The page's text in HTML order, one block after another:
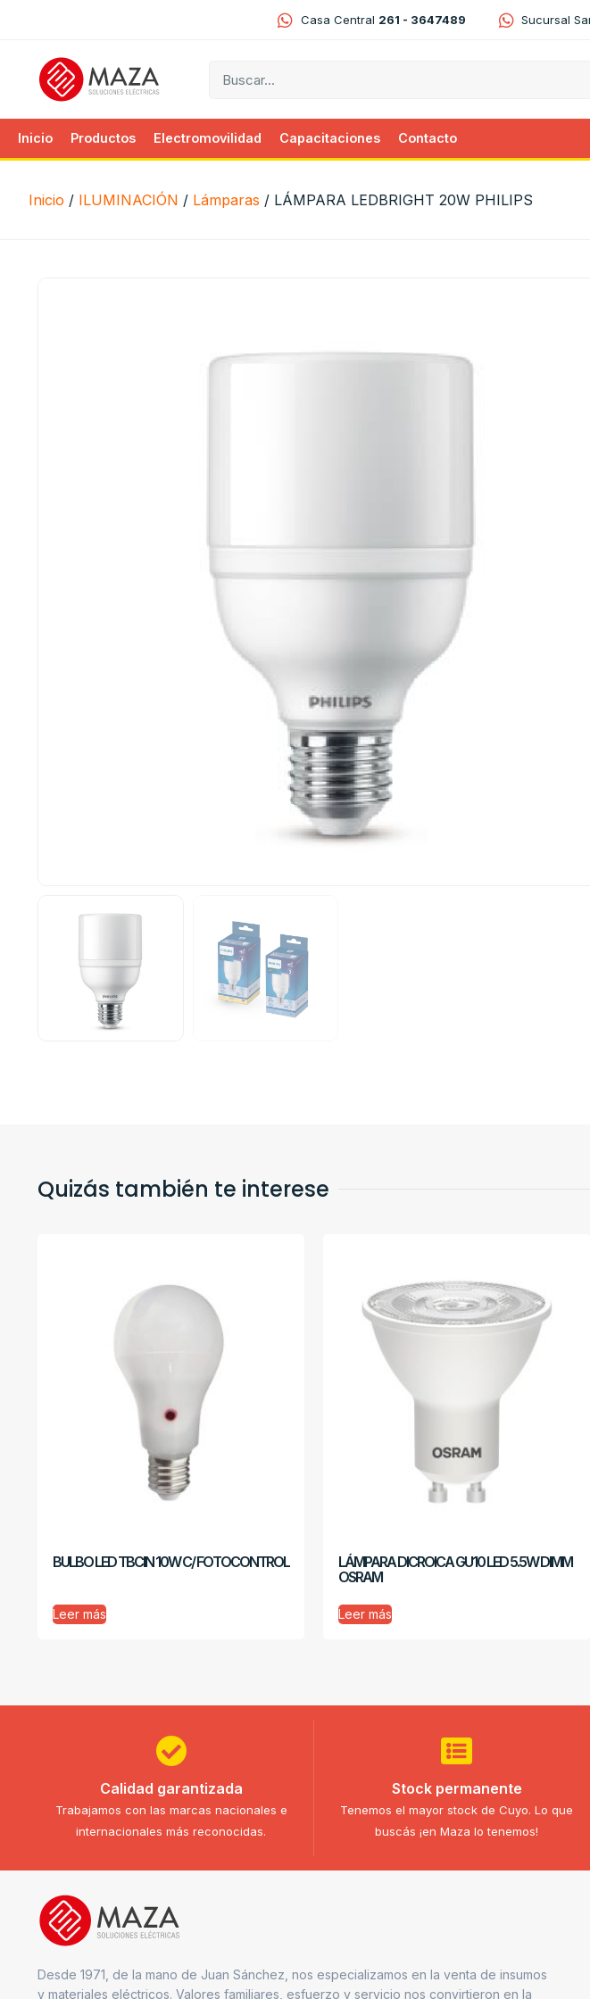
Casa Central 261 - 3647489 Sucursal
Inicio Productos Electromovilidad Capacitaciones Contacto
Inicio / ILUMINACIÓN / Lámparas / LÁMPARA LEDBRIGHT 20W PHILIPS
Quizás también te interese
BULBO LED TBCIN 10W C/ FOTOCONTROL
Leer más
LÁMPARA DICROICA GU10 LED 5.5W DIMM
OSRAM
Leer más
Calidad garantizada
Trabajamos con las marcas nacionales e
internacionales más reconocidas.
Stock permanente
Tenemos el mayor stock de Cuyo. Lo que
buscás ¡en Maza lo tenemos!
Desde 1971, de la mano de Juan Sánchez, nos especializamos en la venta de insumos
y materiales eléctricos. Valores familiares, esfuerzo y servicio nos convirtieron en la